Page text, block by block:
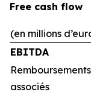
Free cash flow
(en millions
EBITDA
associés